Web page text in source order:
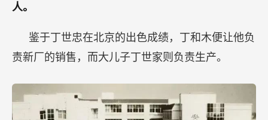
人。
鉴于丁世忠在北京的出色成绩，丁和木便让他负
责新厂的销售，而大儿子丁世家则负责生产。